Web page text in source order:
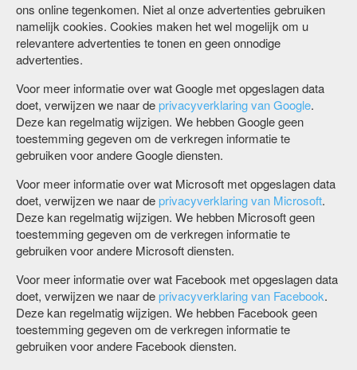
ons online tegenkomen. Niet al onze advertenties gebruiken
namelijk cookies. Cookies maken het wel mogelijk om u
relevantere advertenties te tonen en geen onnodige
advertenties.
Voor meer informatie over wat Google met opgeslagen data
doet, verwijzen we naar de privacyverklaring van Google.
Deze kan regelmatig wijzigen. We hebben Google geen
toestemming gegeven om de verkregen informatie te
gebruiken voor andere Google diensten.
Voor meer informatie over wat Microsoft met opgeslagen data
doet, verwijzen we naar de privacyverklaring van Microsoft.
Deze kan regelmatig wijzigen. We hebben Microsoft geen
toestemming gegeven om de verkregen informatie te
gebruiken voor andere Microsoft diensten.
Voor meer informatie over wat Facebook met opgeslagen data
doet, verwijzen we naar de privacyverklaring van Facebook.
Deze kan regelmatig wijzigen. We hebben Facebook geen
toestemming gegeven om de verkregen informatie te
gebruiken voor andere Facebook diensten.